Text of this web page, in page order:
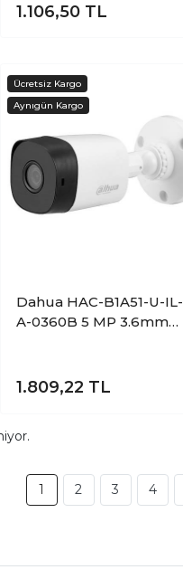
1.106,50 TL
Dahua HAC-B1A51-U-IL-
A-0360B 5 MP 3.6mm
Kamera
1.809,22 TL
1 2 3 4